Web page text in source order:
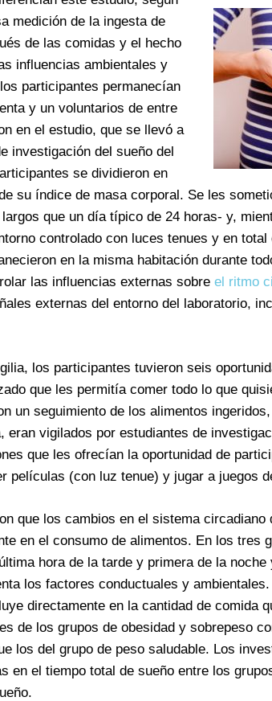
medición de la ingesta de
de las comidas y el hecho
influencias ambientales y
participantes permanecían
y un voluntarios de entre
en el estudio, que se llevó a
investigación del sueño del
se dividieron en
su índice de masa corporal. Se les
que un día típico de 24 horas- y,
controlado con luces tenues y en
en la misma habitación durante
las influencias externas sobre el ritmo
externas del entorno del laboratorio,
los participantes tuvieron seis
que les permitía comer todo lo que
un seguimiento de los alimentos
eran vigilados por estudiantes de
que les ofrecían la oportunidad de
películas (con luz tenue) y jugar a juegos
que los cambios en el sistema circadiano
en el consumo de alimentos. En los tres
hora de la tarde y primera de la noche
los factores conductuales y
directamente en la cantidad de comida
de los grupos de obesidad y sobrepeso
los del grupo de peso saludable. Los
en el tiempo total de sueño entre los